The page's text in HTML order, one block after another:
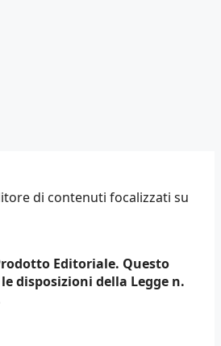
di contenuti focalizzati su
Editoriale. Questo
disposizioni della Legge n.